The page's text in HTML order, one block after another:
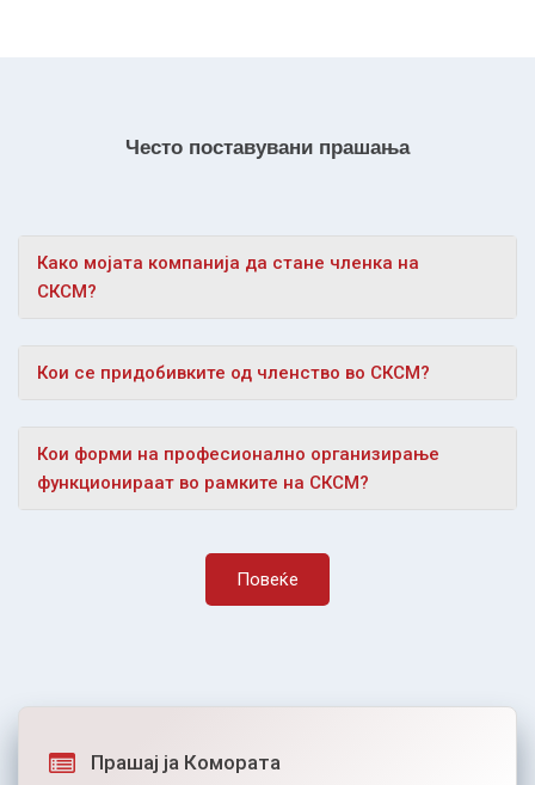
Често поставувани прашања
Како мојата компанија да стане членка на
СКСМ?
Кои се придобивките од членство во СКСМ?
Кои форми на професионално организирање
функционираат во рамките на СКСМ?
Повеќе
Прашај ја Комората